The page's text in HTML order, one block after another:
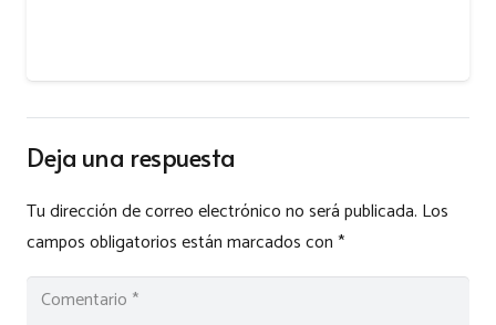
Deja una respuesta
Tu dirección de correo electrónico no será publicada. Los
campos obligatorios están marcados con*